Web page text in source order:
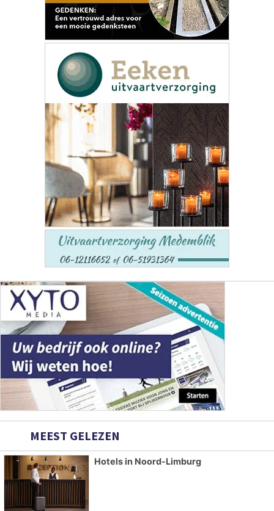
MEEST GELEZEN
Hotels in Noord-Limburg